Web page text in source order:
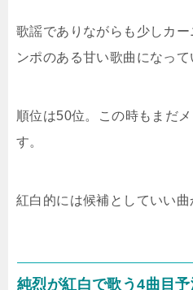
歌謡でありながらも少しカ
ンポのある甘い歌曲になって
順位は50位。この時もまだ
す。
紅白的には候補としていい曲
純烈が紅白で歌う4曲目